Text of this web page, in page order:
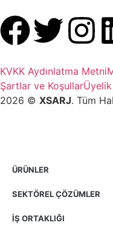
KVKK Aydınlatma Metni
Şartlar ve Koşullar
2026 ©️ XSARJ. Tüm
ÜRÜNLER
SEKTÖREL ÇÖZÜMLER
İŞ ORTAKLIĞI